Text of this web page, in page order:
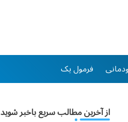
فرمول یک
از آخرین مطالب سریع باخبر شوید